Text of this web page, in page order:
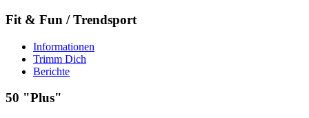
Fit & Fun / Trendsport
Informationen
Trimm Dich
Berichte
50 "Plus"